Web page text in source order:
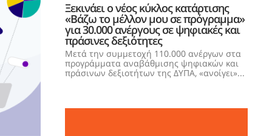
Ξεκινάει ο νέος κύκλος κατάρτισης
«Βάζω το μέλλον μου σε πρόγραμμα»
για 30.000 ανέργους σε ψηφιακές και
πράσινες δεξιότητες
Μετά την συμμετοχή 110.000 ανέργων στα
προγράμματα αναβάθμισης ψηφιακών και
πράσινων δεξιοτήτων της ΔΥΠΑ, «ανοίγει»...